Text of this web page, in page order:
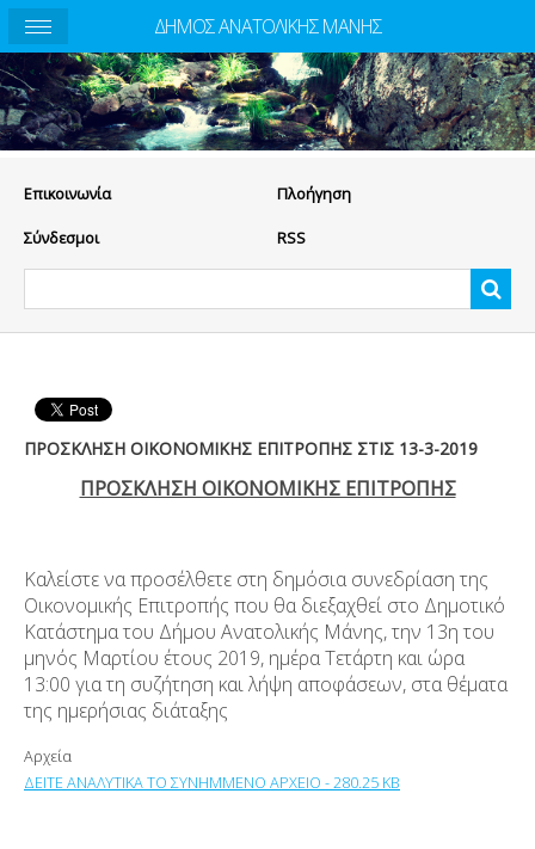
Eπικοινωνία Πλοήγηση
Σύνδεσμοι RSS
ΠΡΟΣΚΛΗΣΗ ΟΙΚΟΝΟΜΙΚΗΣ ΕΠΙΤΡΟΠΗΣ ΣΤΙΣ 13-3-2019
ΠΡΟΣΚΛΗΣΗ ΟΙΚΟΝΟΜΙΚΗΣ ΕΠΙΤΡΟΠΗΣ
Καλείστε να προσέλθετε στη δημόσια συνεδρίαση της
Οικονομικής Επιτροπής που θα διεξαχθεί στο Δημοτικό
Κατάστημα του Δήμου Ανατολικής Μάνης, την 13η του
μηνός Μαρτίου έτους 2019, ημέρα Τετάρτη και ώρα
13:00 για τη συζήτηση και λήψη αποφάσεων, στα θέματα
της ημερήσιας διάταξης
Αρχεία
ΔΕΙΤΕ ΑΝΑΛΥΤΙΚΑ ΤΟ ΣΥΝΗΜΜΕΝΟ ΑΡΧΕΙΟ - 280.25 KB
ΔΗΜΟΣ ΑΝΑΤΟΛΙΚΗΣ ΜΑΝΗΣ